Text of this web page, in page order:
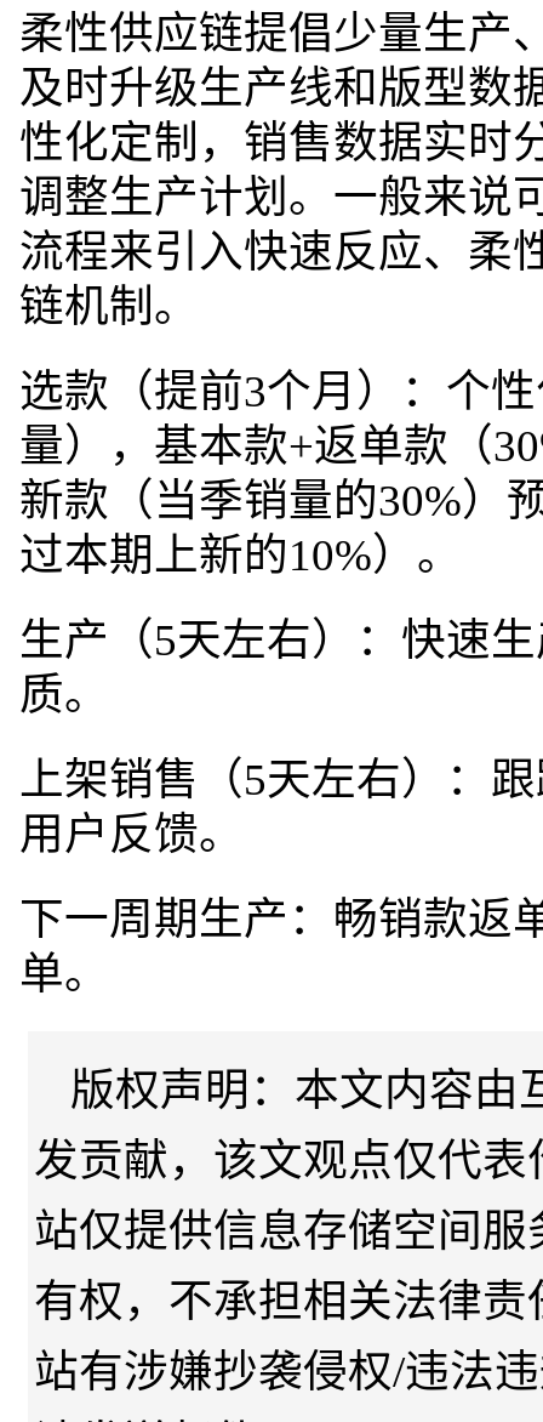
柔性供应链提倡少量生产
及时升级生产线和版型数
性化定制，销售数据实时
调整生产计划。 一般来说
流程来引入快速反应、柔
链机制。
选款（提前3个月）：个
量），基本款+返单款（
新款（当季销量的30%）
过本期上新的10%）。
生产（5天左右）：快速
质。
上架销售（5天左右）：
用户反馈。
下一周期生产：畅销款返
单。
版权声明：本文内容由
发贡献，该文观点仅代
站仅提供信息存储空间
有权，不承担相关法律
站有涉嫌抄袭侵权/违法